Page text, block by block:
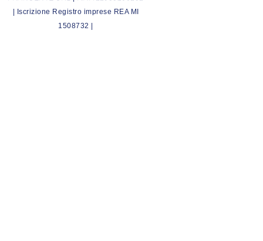
| Iscrizione Registro imprese REA MI
1508732 |